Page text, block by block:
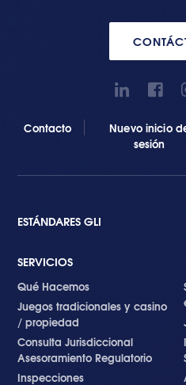
Contacto
Nuevo inicio
sesión
ESTÁNDARES GLI
SERVICIOS
Qué Hacemos
Juegos tradicionales y casino
/ propiedad
Consulta Jurisdiccional
Asesoramiento Regulatorio
Inspecciones